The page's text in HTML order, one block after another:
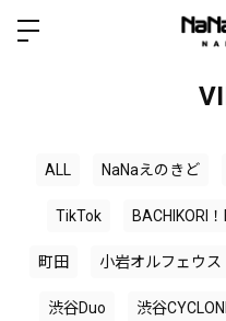
ALL NaNaえのきど
TikTok BACHIKORI
町田 小岩オルフェウス
渋谷Duo 渋谷